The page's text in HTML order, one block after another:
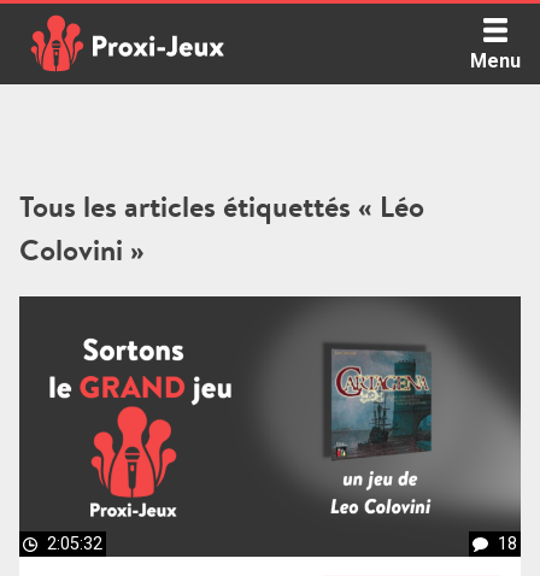
content
Menu
Tous les articles étiquettés « Léo
Colovini »
2:05:32 18